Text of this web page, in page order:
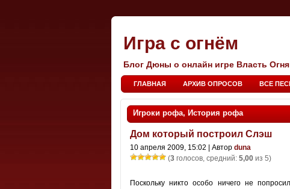
Игра с огнём
Блог Дюны о онлайн игре Власть Огня
ГЛАВНАЯ АРХИВ ОПРОСОВ ВСЕ
Игроки рофа, История рофа
Дом который построил Слэш
10 апреля 2009, 15:02 | Автор duna
(3голосов, средний: 5,00из 5)
Поскольку никто особо ничего не